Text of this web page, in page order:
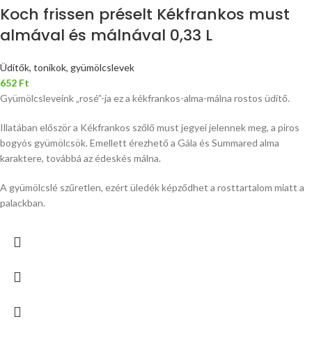
Koch frissen préselt Kékfrankos must
almával és málnával 0,33 L
Üdítők, tonikok, gyümölcslevek
652 Ft
Gyümölcsleveink „rosé”-ja ez a kékfrankos-alma-málna rostos üdítő.
Illatában először a Kékfrankos szőlő must jegyei jelennek meg, a piros
bogyós gyümölcsök. Emellett érezhető a Gála és Summared alma
karaktere, továbbá az édeskés málna.
A gyümölcslé szűretlen, ezért üledék képződhet a rosttartalom miatt a
palackban.